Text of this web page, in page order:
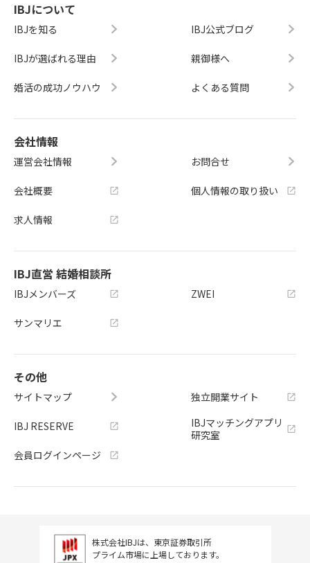
IBJについて
IBJを知る
IBJが選ばれる理由
婚活の成功ノウハウ
IBJ公式ブログ
親御様へ
よくある質問
会社情報
運営会社情報
会社概要
求人情報
お問合せ
個人情報の取り扱い
IBJ直営 結婚相談所
IBJメンバーズ
サンマリエ
ZWEI
その他
サイトマップ
IBJ RESERVE
会員ログインページ
独立開業サイト
IBJマッチングアプリ
研究室
株式会社IBJは、東京証券取引所
プライム市場に上場しております。